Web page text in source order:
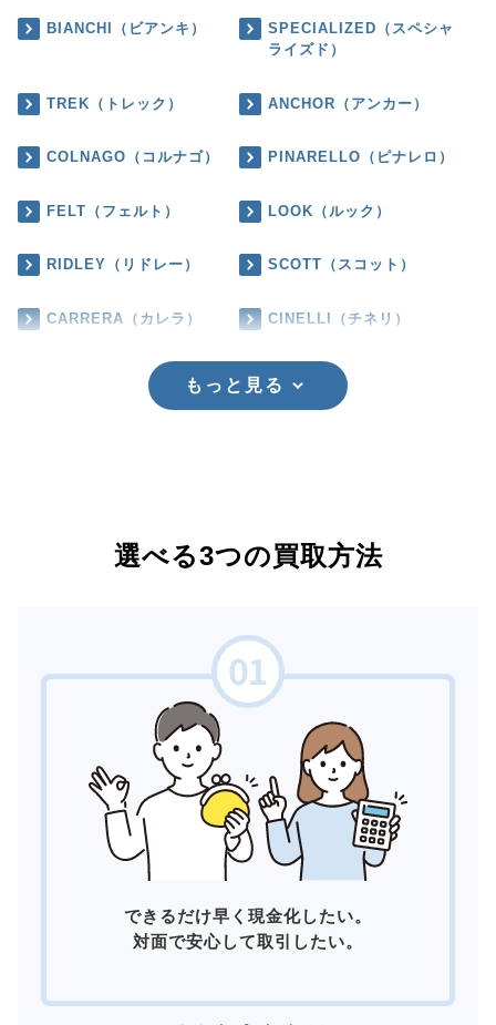
BIANCHI（ビアンキ）
SPECIALIZED（スペシャ
ライズド）
TREK（トレック） ANCHOR（アンカー）
COLNAGO（コルナゴ） PINARELLO（ピナレロ）
FELT（フェルト） LOOK（ルック）
RIDLEY（リドレー） SCOTT（スコット）
CARRERA（カレラ） CINELLI（チネリ）
もっと見る
選べる3つの買取方法
できるだけ早く現金化したい。
対面で安心して取引したい。